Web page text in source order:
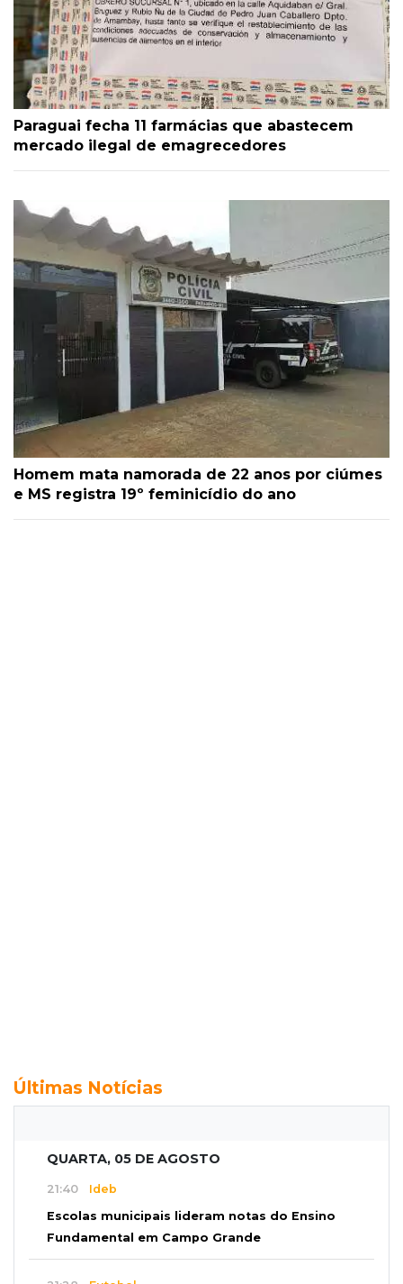
Paraguai fecha 11 farmácias que abastecem
mercado ilegal de emagrecedores
Homem mata namorada de 22 anos por ciúmes
e MS registra 19º feminicídio do ano
Últimas Notícias
QUARTA, 05 DE AGOSTO
21:40 Ideb
Escolas municipais lideram notas do Ensino
Fundamental em Campo Grande